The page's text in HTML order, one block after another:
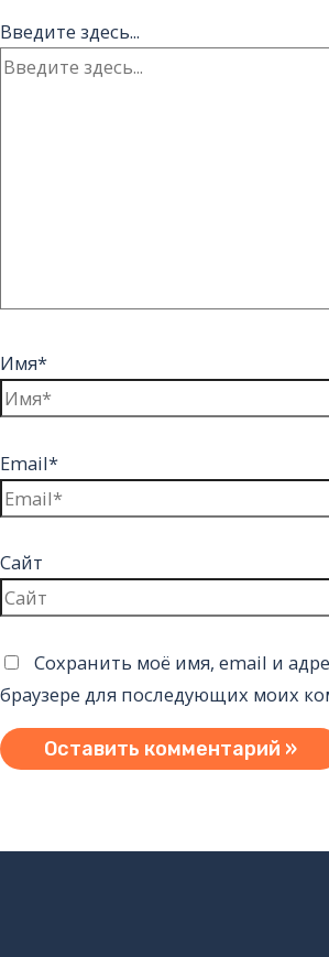
Введите здесь...
Имя*
Email*
Сайт
Сохранить моё имя, email и
браузере для последующих моих